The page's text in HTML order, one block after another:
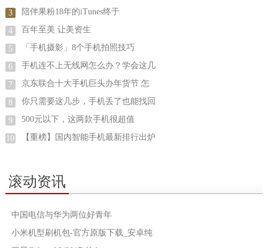
3 陪伴果粉18年的iTunes终于
4 百年至美 让美资生
5 「手机摄影」8个手机拍照技巧
6 手机连不上无线网怎么办？学会这几
7 京东联合十大手机巨头办年货节 怎
8 你只需要这几步，手机丢了也能找回
9 500元以下，这两款手机很超值
10 【重榜】国内智能手机最新排行出炉
滚动资讯
中国电信与华为两位好青年
小米机型刷机包-官方原版下载_安卓纯